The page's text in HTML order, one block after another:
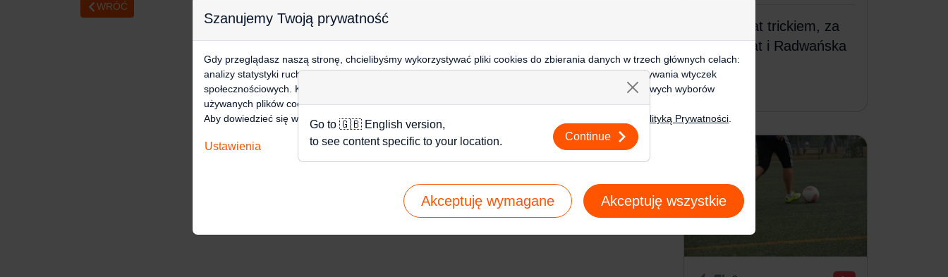
WRÓĆ
Lewy z hat trickiem, za
nim Gortat i Radwańska
WIĘCEJ
Szanujemy Twoją prywatność
Gdy przeglądasz naszą stronę, chcielibyśmy wykorzystywać pliki cookies do zbierania danych w trzech głównych celach:
analizy statystyki ruchu na stronie, kierowania do Ciebie reklam w innych miejscach w internecie, używania wtyczek
społecznościowych. Kliknij poniżej, by wyrazić zgodę lub przejdź do ustawień, by dokonać szczegółowych wyborów
używanych plików cookies.
Aby dowiedzieć się więcej o plikach cookie i tym, jak wykorzystujemy Twoje dane, odwiedź naszą
Polityką Prywatności
Ustawienia
Akceptuję wymagane Akceptuję wszystkie
Go to 🇬🇧 English version,
to see content specific to your location.
Continue